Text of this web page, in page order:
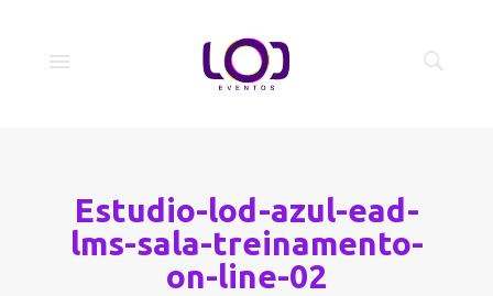
Estudio-lod-azul-ead-
lms-sala-treinamento-
on-line-02